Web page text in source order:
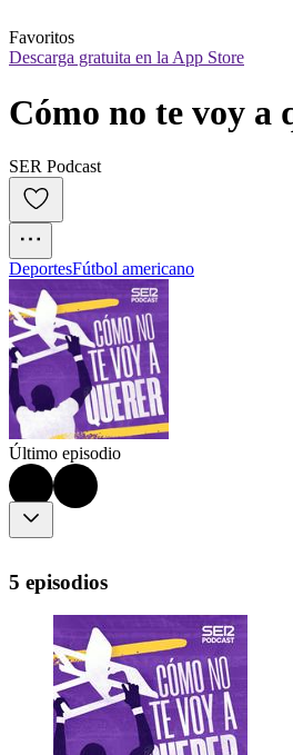
Favoritos
Descarga gratuita en la App Store
Cómo no te voy a
SER Podcast
DeportesFútbol americano
Último episodio
5 episodios